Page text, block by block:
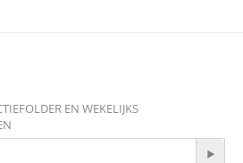
EN WEKELIJKS